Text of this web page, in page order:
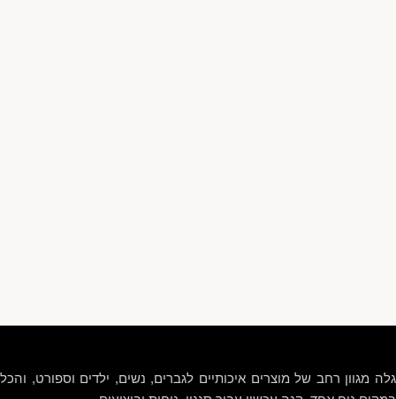
גלה מגוון רחב של מוצרים איכותיים לגברים, נשים, ילדים וספורט, והכל